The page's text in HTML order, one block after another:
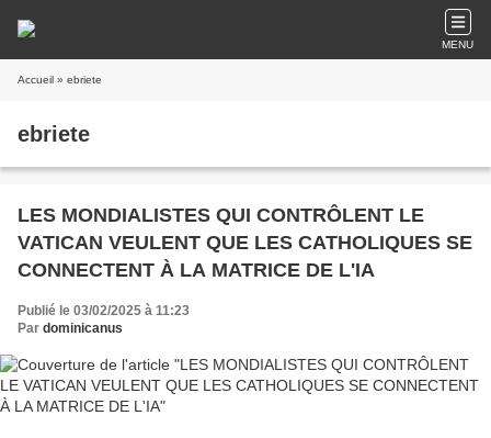
MENU
Accueil » ebriete
ebriete
LES MONDIALISTES QUI CONTRÔLENT LE
VATICAN VEULENT QUE LES CATHOLIQUES SE
CONNECTENT À LA MATRICE DE L'IA
Publié le 03/02/2025 à 11:23
Par dominicanus